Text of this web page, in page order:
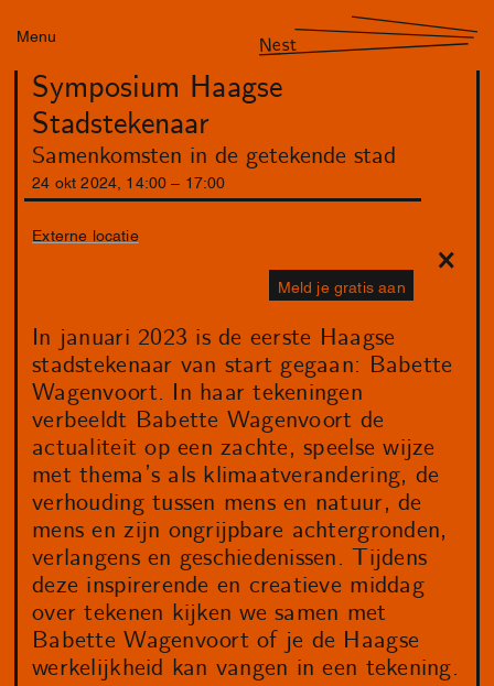
Menu Nest
Symposium Haagse
Stadstekenaar
Samenkomsten in de getekende stad
24 okt 2024 14 :00 17 :00
Externe locatie
Meld je gratis aan
In januari 2023 is de eerste Haagse
stadstekenaar van start gegaan: Babette
Wagenvoort. In haar tekeningen
verbeeldt Babette Wagenvoort de
actualiteit op een zachte, speelse wijze
met thema’s als klimaatverandering, de
verhouding tussen mens en natuur, de
mens en zijn ongrijpbare achtergronden,
verlangens en geschiedenissen. Tijdens
deze inspirerende en creatieve middag
over tekenen kijken we samen met
Babette Wagenvoort of je de Haagse
werkelijkheid kan vangen in een tekening.